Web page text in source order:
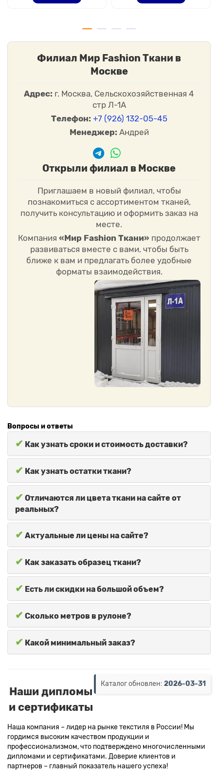
Филиал Мир Fashion Ткани в
Москве
Адрес: г. Москва, Сельскохозяйственная 4
стр Л-1А
Телефон: +7 (926) 132-05-45
Менеджер: Андрей
Открыли филиал в Москве
Приглашаем в новый филиал, чтобы
познакомиться с ассортиментом тканей,
получить консультацию и оформить заказ на
месте.
Компания «Мир Fashion Ткани» продолжает
развиваться вместе с вами, чтобы быть
ближе к вам и предлагать более удобные
форматы взаимодействия.
Вопросы и ответы
✔ Как узнать сроки и стоимость доставки?
✔ Как узнать остатки ткани?
✔ Отличаются ли цвета ткани на сайте от
реальных?
✔ Актуальные ли цены на сайте?
✔ Как заказать образец ткани?
✔ Есть ли скидки на большой объем?
✔ Сколько метров в рулоне?
✔ Какой минимальный заказ?
Каталог обновлен: 2026-03-31
Наши дипломы
и сертификаты
Наша компания – лидер на рынке текстиля в России! Мы
гордимся высоким качеством продукции и
профессионализмом, что подтверждено многочисленными
дипломами и сертификатами. Доверие клиентов и
партнеров – главный показатель нашего успеха!